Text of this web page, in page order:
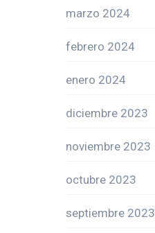
marzo 2024
febrero 2024
enero 2024
diciembre 2023
noviembre 2023
octubre 2023
septiembre 2023